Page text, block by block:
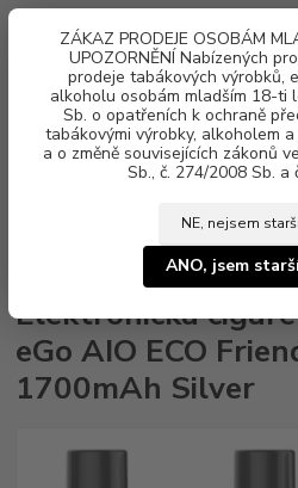
ZÁKAZ PRODEJE OSOBÁM
UPOZORNĚNÍ Nabízených
prodeje tabákových výrobků,
alkoholu osobám mladším 18-ti
Sb. o opatřeních k ochraně
tabákovými výrobky, alkoholem
a o změně souvisejících zákonů
Sb., č. 274/2008 Sb. a
NE, nejsem
ANO, jsem
AIO ECO Friendly Version 1700mAh Silver
Elektronická
eGo AIO ECO
1700mAh Silver